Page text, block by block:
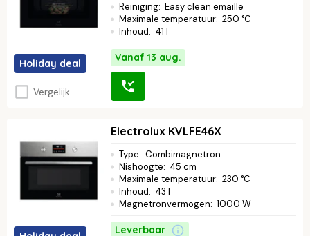
Holiday deal
Vergelijk
Reiniging: Easy clean emaille
Maximale temperatuur: 250 °C
Inhoud: 41 l
Vanaf 13 aug.
Electrolux KVLFE46X
Type: Combimagnetron
Nishoogte: 45 cm
Maximale temperatuur: 230 °C
Inhoud: 43 l
Magnetronvermogen: 1000 W
Leverbaar